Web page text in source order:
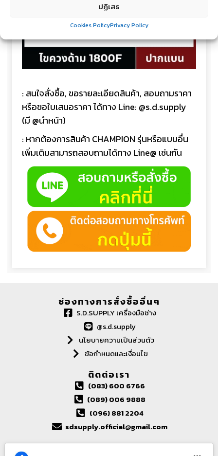
ปฏิเสธ
Cookies PolicyPrivacy Policy
: สนใจสั่งซื้อ, ขอรายละเอียดสินค้า, สอบถามราคา
หรือขอใบเสนอราคา ได้ทาง Line: @s.d.supply
(มี @นำหน้า)
: หากต้องการสินค้า CHAMPION รุ่นหรือแบบอื่น
เพิ่มเติมสามารถสอบถามได้ทาง Line@ เช่นกัน
ช่องทางการสั่งซื้ออื่นๆ
S.D.SUPPLY เครื่องมือช่าง
@s.d.supply
นโยบายความเป็นส่วนตัว
ข้อกำหนดและเงื่อนไข
ติดต่อเรา
(083) 600 6766
(089) 006 9888
(096) 881 2204
sdsupply.official@gmail.com